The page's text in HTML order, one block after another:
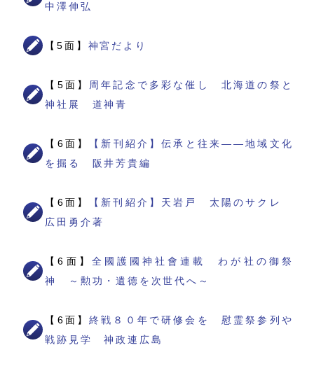
中澤伸弘
【5面】 神宮だより
【5面】
周年記念で多彩な催し 北海道の祭と
神社展 道神青
【6面】
【新刊紹介】伝承と往来――地域文化
を掘る 阪井芳貴編
【6面】
【新刊紹介】天岩戸 太陽のサクレ
広田勇介著
【6面】 全國護國神社會連載 わが社の御祭
神 ～勲功・遺徳を次世代へ～
【6面】終戦８０年で研修会を 慰霊祭参列や
戦跡見学 神政連広島